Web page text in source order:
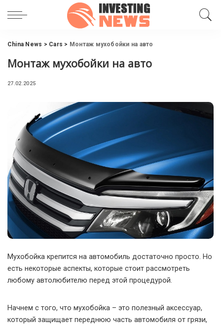
China News > Cars > Монтаж мухобойки на авто
Монтаж мухобойки на авто
27.02.2025
Мухобойка крепится на автомобиль достаточно просто. Но
есть некоторые аспекты, которые стоит рассмотреть
любому автолюбителю перед этой процедурой.
Начнем с того, что мухобойка – это полезный аксессуар,
который защищает переднюю часть автомобиля от грязи,